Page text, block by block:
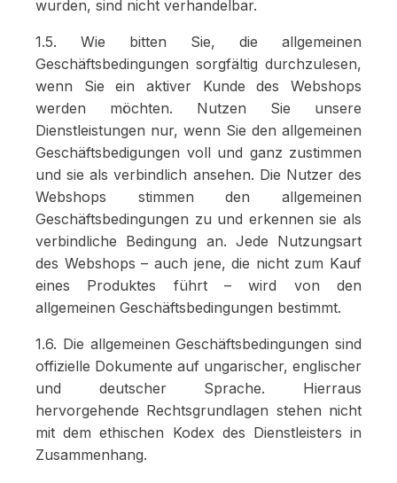
wurden, sind nicht verhandelbar.
1.5. Wie bitten Sie, die allgemeinen
Geschäftsbedingungen sorgfältig durchzulesen,
wenn Sie ein aktiver Kunde des Webshops
werden möchten. Nutzen Sie unsere
Dienstleistungen nur, wenn Sie den allgemeinen
Geschäftsbedigungen voll und ganz zustimmen
und sie als verbindlich ansehen. Die Nutzer des
Webshops stimmen den allgemeinen
Geschäftsbedingungen zu und erkennen sie als
verbindliche Bedingung an. Jede Nutzungsart
des Webshops – auch jene, die nicht zum Kauf
eines Produktes führt – wird von den
allgemeinen Geschäftsbedingungen bestimmt.
1.6. Die allgemeinen Geschäftsbedingungen sind
offizielle Dokumente auf ungarischer, englischer
und deutscher Sprache. Hierraus
hervorgehende Rechtsgrundlagen stehen nicht
mit dem ethischen Kodex des Dienstleisters in
Zusammenhang.